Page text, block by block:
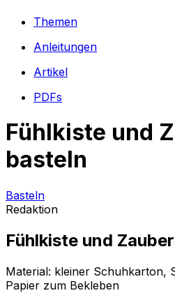
Themen
Anleitungen
Artikel
PDFs
Fühlkiste und
basteln
Basteln
Redaktion
Fühlkiste und
Material: kleiner Schuhkarton,
Papier zum Bekleben